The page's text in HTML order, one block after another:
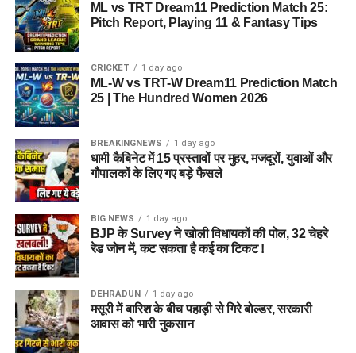
ML vs TRT Dream11 Prediction Match 25:
Pitch Report, Playing 11 & Fantasy Tips
CRICKET 1 day ago
ML-W vs TRT-W Dream11 Prediction Match
25 | The Hundred Women 2026
BREAKINGNEWS 1 day ago
धामी कैबिनेट में 15 प्रस्तावों पर मुहर, मजदूरों, युवाओं और
गौपालकों के लिए गए बड़े फैसले
BIG NEWS 1 day ago
BJP के Survey ने खोली विधायकों की पोल, 32 चेहरे
रेड जोन में, कट सकता है कई का टिकट !
DEHRADUN 1 day ago
मसूरी में बारिश के बीच पहाड़ी से गिरे बोल्डर, सरकारी
आवास को भारी नुकसान